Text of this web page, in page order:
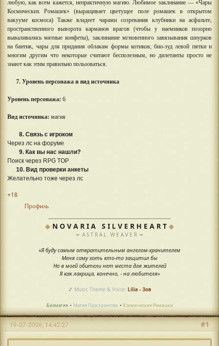
любую, как всем кажется, непрактичную магию. Любимое заклинание — «Чары
Космических Ромашек» (выращивает цветущее поле ромашек в открытом
вакууме космоса) Также владеет чарами созревания клубники на асфальте,
пространственного выворота карманов врагов (чтобы у наемников позорно
вываливались мятные конфеты), заклинание мгновенного завязывания шнурков
на бантик, чары для придания облакам формы котиков, био-зуд левой пятки и
многим другим что некоторые считают бесполезным, но дилетанты просто не
знают как этим правильно пользоваться.
7. Уровень персонажа и вид источника
Уровень персонажа: 6
Вид источника: магия
8. Связь с игроком
Через лс на форуме
9. Как вы нас нашли?
Поиск через RPG TOP
10. Вид проверки анкеты
Желательно тоже через лс
+18
Профиль
◆ N O V A R I A S I L V E R H E A R T ◆
━ A S T R A L W E A V E R ━
«Я буду самым отвратительным ангелом-хранителем
Меня саму хоть кто-то защитил бы
Но в моей обители нет места для жителей
Я как лакрица, конечно, - на любителя»
🎵 Music Theme & Voice: Lilia - Зов
Биомагия• Магия Пространства• Космические Ромашки
#1
19-07-2026, 14:42:27